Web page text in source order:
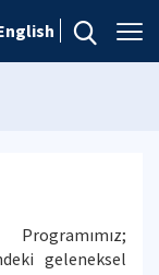
geleneksel